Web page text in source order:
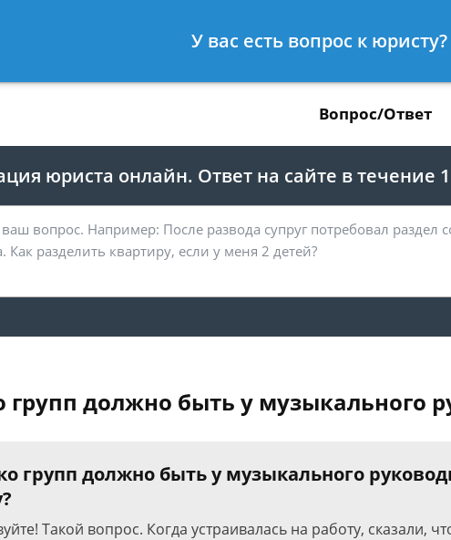
8 812 467-39-37
Вопрос/Ответ
юриста онлайн. Ответ на сайте в течение
групп должно быть у музыкального
групп должно быть у музыкального
Такой вопрос. Когда устраивалась на работу, сказали,
У вас есть вопрос к юристу?